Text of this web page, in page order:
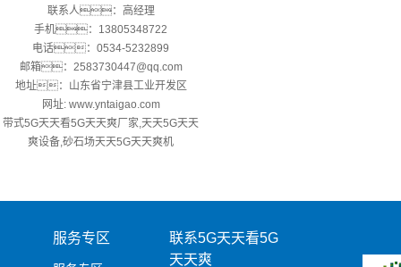
联系人：高经理
手机：13805348722
电话：0534-5232899
邮箱：2583730447@qq.com
地址：山东省宁津县工业开发区
网址: www.yntaigao.com
带式5G天天看5G天天爽厂家,天天5G天天
爽设备,砂石场天天5G天天爽机
服务专区
联系5G天天看5G
天天爽